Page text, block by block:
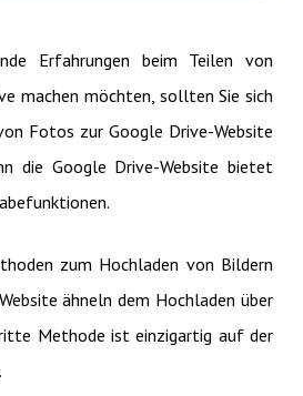
Erfahrungen beim Teilen von
machen möchten, sollten Sie sich
Fotos zur Google Drive-Website
die Google Drive-Website bietet
zum Hochladen von Bildern
ähneln dem Hochladen über
Methode ist einzigartig auf der